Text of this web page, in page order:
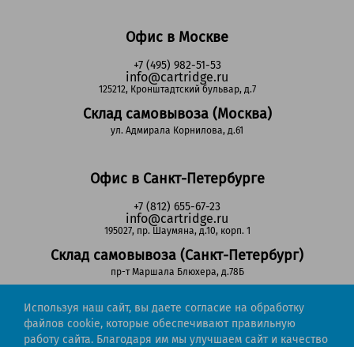
Офис в Москве
+7 (495) 982-51-53
info@cartridge.ru
125212, Кронштадтский бульвар, д.7
Склад самовывоза (Москва)
ул. Адмирала Корнилова, д.61
Офис в Санкт-Петербурге
+7 (812) 655-67-23
info@cartridge.ru
195027, пр. Шаумяна, д.10, корп. 1
Склад самовывоза (Санкт-Петербург)
пр-т Маршала Блюхера, д.78Б
Регионы РФ
Используя наш сайт, вы даете согласие на обработку
файлов cookie, которые обеспечивают правильную
работу сайта. Благодаря им мы улучшаем сайт и качество